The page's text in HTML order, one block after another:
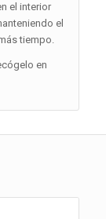
el interior
el
tiempo.
en